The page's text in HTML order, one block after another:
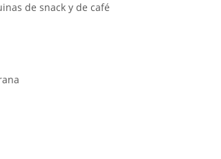
de snack y de café